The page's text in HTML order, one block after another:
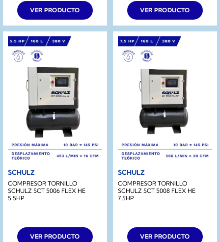
VER PRODUCTO VER PRODUCTO
SCHULZ
COMPRESOR TORNILLO
SCHULZ SCT 5006 FLEX HE
5.5HP
VER PRODUCTO
SCHULZ
COMPRESOR TORNILLO
SCHULZ SCT 5008 FLEX HE
7.5HP
VER PRODUCTO